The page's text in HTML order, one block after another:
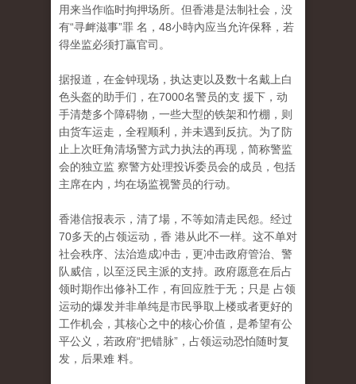
用来当作临时拘押场所。但香港是法制社会，没
有“寻衅滋事”罪 名，48小時內应当允许保释，若
得坐监必须打贏官司。
据报道，在金钟现场，执达吏以及数十名戴上白
色头盔的助手们，在7000名警员的支 援下，动
手清楚多个障碍物，一些大型的铁架和竹棚，则
由货车运走，全程顺利，并未遇到反抗。为了防
止上次旺角清场警方武力执法的再现，简称警监
会的独立监 察警方处理投诉委员会的成员，包括
主席在内，均在场监视警员的行动。
香港信报表示，清了場，不等如清走民怨。经过
70多天的占领运动，香 港从此不一样。这不单对
社会秩序、法治造成冲击，更冲击政府管治、警
队威信，以至泛民主派的支持。政府愿意在后占
领时期作出修补工作，有回应胜于无；只是 占领
运动的爆发并非单纯是市民爭取上楼或者更好的
工作机会，其核心之中的核心价值，是希望有公
平公义，若政府“把错脉”，占领运动恐怕随时复
发，后果难 料。